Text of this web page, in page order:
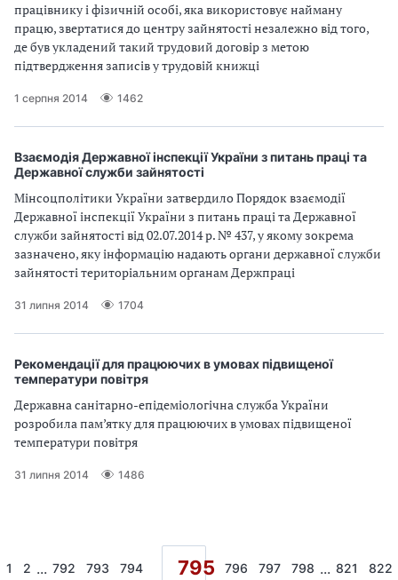
працівнику і фізичній особі, яка використовує найману
працю, звертатися до центру зайнятості незалежно від того,
де був укладений такий трудовий договір з метою
підтвердження записів у трудовій книжці
1 серпня 2014 1462
Взаємодія Державної інспекції України з питань праці та
Державної служби зайнятості
Мінсоцполітики України затвердило Порядок взаємодії
Державної інспекції України з питань праці та Державної
служби зайнятості від 02.07.2014 р. № 437, у якому зокрема
зазначено, яку інформацію надають органи державної служби
зайнятості територіальним органам Держпраці
31 липня 2014 1704
Рекомендації для працюючих в умовах підвищеної
температури повітря
Державна санітарно-епідеміологічна служба України
розробила пам’ятку для працюючих в умовах підвищеної
температури повітря
31 липня 2014 1486
1 2 ... 792 793 794 795 796 797 798 ... 821 822